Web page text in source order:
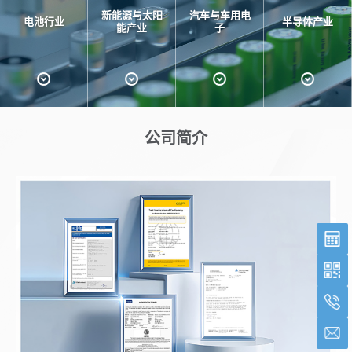
电池行业
新能源与太阳
能产业
汽车与车用电
子
半导体产业
公司简介